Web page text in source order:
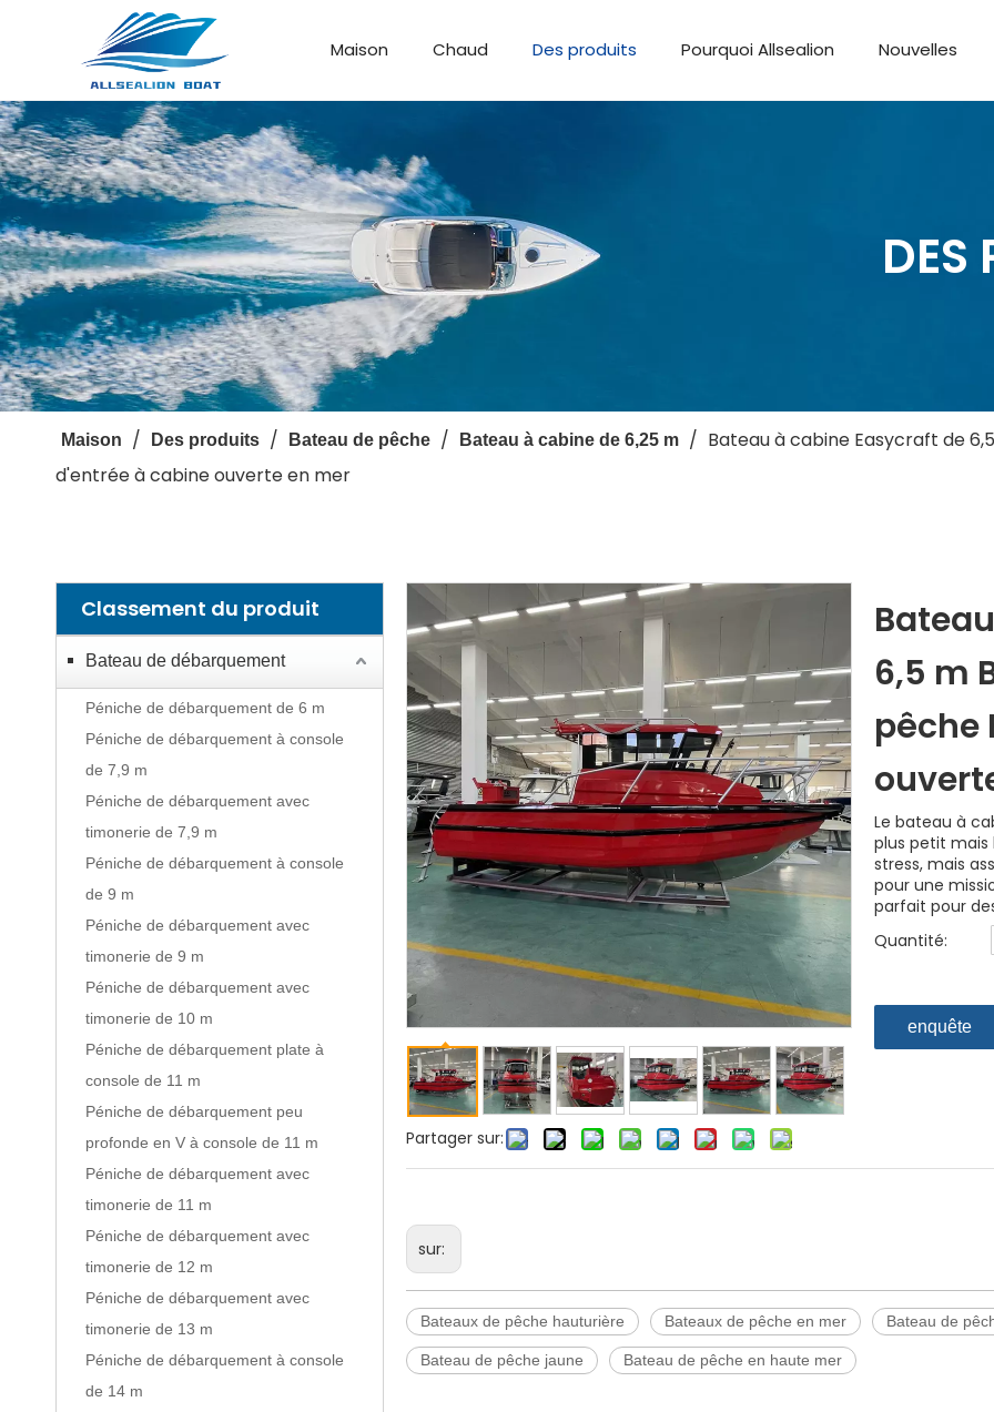
Maison Chaud Des produits Pourquoi Allsealion Nouvelles
DES
Maison / Des produits / Bateau de pêche / Bateau à cabine de 6,25 m / Bateau à cabine Easycraft de
d'entrée à cabine ouverte en mer
Classement du produit
Bateau de débarquement
Péniche de débarquement de 6 m
Péniche de débarquement à console
de 7,9 m
Péniche de débarquement avec
timonerie de 7,9 m
Péniche de débarquement à console
de 9 m
Péniche de débarquement avec
timonerie de 9 m
Péniche de débarquement avec
timonerie de 10 m
Péniche de débarquement plate à
console de 11 m
Péniche de débarquement peu
profonde en V à console de 11 m
Péniche de débarquement avec
timonerie de 11 m
Péniche de débarquement avec
timonerie de 12 m
Péniche de débarquement avec
timonerie de 13 m
Péniche de débarquement à console
de 14 m
Partager sur:
6,5 m
pêche
Le bateau à
plus petit mais
stress, mais
pour une
parfait pour
Quantité:
enquête
sur:
Bateaux de pêche hauturière Bateaux de pêche en mer Bateau de
Bateau de pêche jaune Bateau de pêche en haute mer